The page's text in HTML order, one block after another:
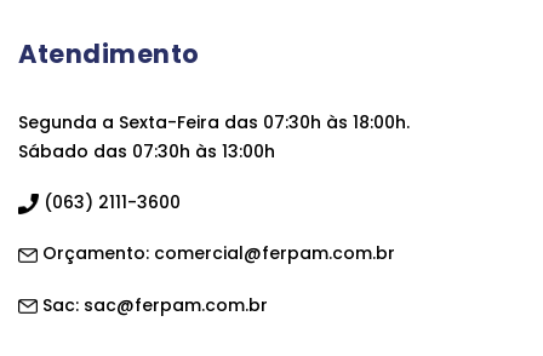
Atendimento
Segunda a Sexta-Feira das 07:30h às 18:00h.
Sábado das 07:30h às 13:00h
(063) 2111-3600
Orçamento: comercial@ferpam.com.br
Sac: sac@ferpam.com.br